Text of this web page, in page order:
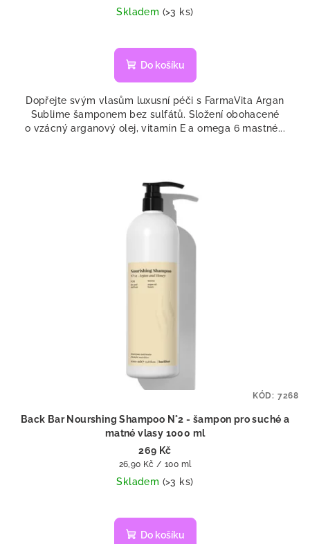
cena:
Skladem (>3 ks)
hodnocení
produktu
z
5
hvězdiček.
Do košíku
Dopřejte svým vlasům luxusní péči s FarmaVita Argan
Sublime šamponem bez sulfátů. Složení obohacené
o vzácný arganový olej, vitamín E a omega 6 mastné...
Back Bar Nourshing Shampoo N°2 - šampon pro suché a
matné vlasy 1000 ml
269 Kč
Měrná
cena:
26,90 Kč / 100 ml
Skladem (>3 ks)
Do košíku
KÓD: 7268